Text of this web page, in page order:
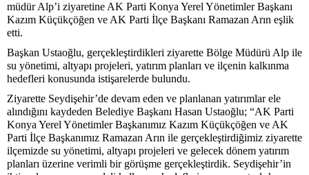
müdür Alp’i ziyaretine AK Parti Konya Yerel Yönetimler Başkanı
Kazım Küçükçöğen ve AK Parti İlçe Başkanı Ramazan Arın eşlik
etti.
Başkan Ustaoğlu, gerçekleştirdikleri ziyarette Bölge Müdürü Alp ile
su yönetimi, altyapı projeleri, yatırım planları ve ilçenin kalkınma
hedefleri konusunda istişarelerde bulundu.
Ziyarette Seydişehir’de devam eden ve planlanan yatırımlar ele
alındığını kaydeden Belediye Başkanı Hasan Ustaoğlu; “AK Parti
Konya Yerel Yönetimler Başkanımız Kazım Küçükçöğen ve AK
Parti İlçe Başkanımız Ramazan Arın ile gerçekleştirdiğimiz ziyarette
ilçemizde su yönetimi, altyapı projeleri ve gelecek dönem yatırım
planları üzerine verimli bir görüşme gerçekleştirdik. Seydişehir’in